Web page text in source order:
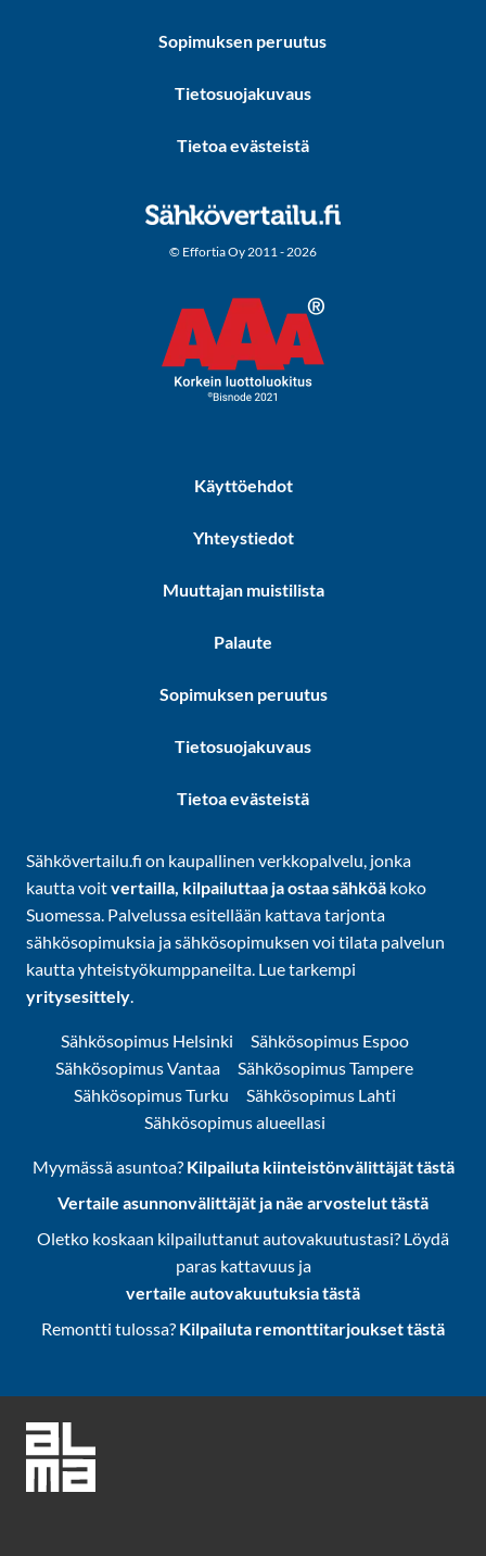
Sopimuksen peruutus
Tietosuojakuvaus
Tietoa evästeistä
© Effortia Oy 2011 - 2026
Käyttöehdot
Yhteystiedot
Muuttajan muistilista
Palaute
Sopimuksen peruutus
Tietosuojakuvaus
Tietoa evästeistä
Sähkövertailu.fi on kaupallinen verkkopalvelu, jonka
kautta voitvertailla, kilpailuttaa ja ostaa sähköä koko
Suomessa. Palvelussa esitellään kattava tarjonta
sähkösopimuksia ja sähkösopimuksen voi tilata palvelun
kautta yhteistyökumppaneilta. Lue tarkempi
yritysesittely
Sähkösopimus Helsinki
Sähkösopimus Espoo
Sähkösopimus Vantaa
Sähkösopimus Tampere
Sähkösopimus Turku
Sähkösopimus Lahti
Sähkösopimus alueellasi
Myymässä asuntoa? Kilpailuta kiinteistönvälittäjät tästä
Vertaile asunnonvälittäjät ja näe arvostelut tästä
Oletko koskaan kilpailuttanut autovakuutustasi? Löydä
paras kattavuus ja
vertaile autovakuutuksia tästä
Remontti tulossa? Kilpailuta remonttitarjoukset tästä